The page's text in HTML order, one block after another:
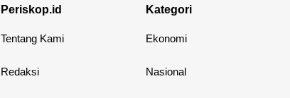
Periskop.id
Tentang Kami
Redaksi
Kategori
Ekonomi
Nasional